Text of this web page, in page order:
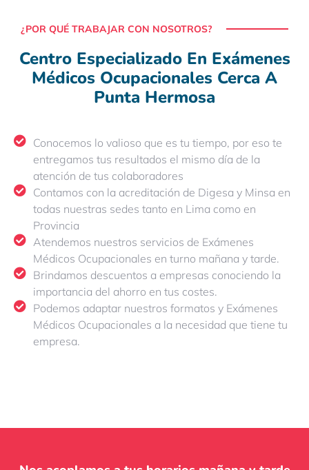
¿POR QUÉ TRABAJAR CON NOSOTROS?
Centro Especializado En Exámenes
Médicos Ocupacionales Cerca A
Punta Hermosa
Conocemos lo valioso que es tu tiempo, por eso te
entregamos tus resultados el mismo día de la
atención de tus colaboradores
Contamos con la acreditación de Digesa y Minsa en
todas nuestras sedes tanto en Lima como en
Provincia
Atendemos nuestros servicios de Exámenes
Médicos Ocupacionales en turno mañana y tarde.
Brindamos descuentos a empresas conociendo la
importancia del ahorro en tus costes.
Podemos adaptar nuestros formatos y Exámenes
Médicos Ocupacionales a la necesidad que tiene tu
empresa.